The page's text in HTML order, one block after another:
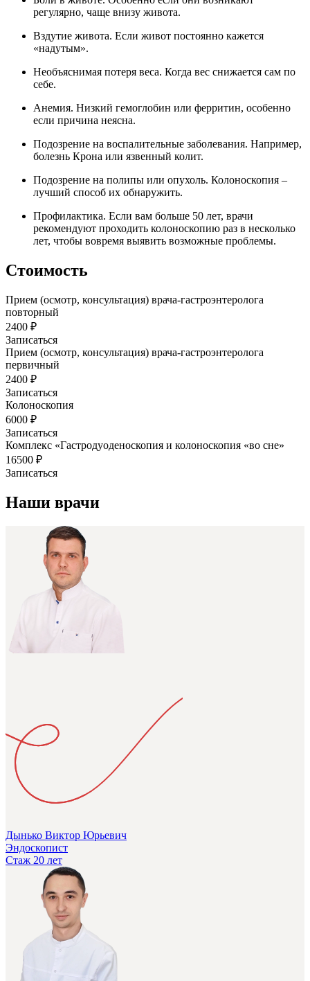
регулярно, чаще внизу живота.
Вздутие живота. Если живот постоянно кажется
«надутым».
Необъяснимая потеря веса. Когда вес снижается сам по
себе.
Анемия. Низкий гемоглобин или ферритин, особенно
если причина неясна.
Подозрение на воспалительные заболевания. Например,
болезнь Крона или язвенный колит.
Подозрение на полипы или опухоль. Колоноскопия –
лучший способ их обнаружить.
Профилактика. Если вам больше 50 лет, врачи
рекомендуют проходить колоноскопию раз в несколько
лет, чтобы вовремя выявить возможные проблемы.
Стоимость
Прием (осмотр, консультация) врача-гастроэнтеролога
повторный
2400 ₽
Записаться
Прием (осмотр, консультация) врача-гастроэнтеролога
первичный
2400 ₽
Записаться
Колоноскопия
6000 ₽
Записаться
Комплекс «Гастродуоденоскопия и колоноскопия «во сне»
16500 ₽
Записаться
Наши врачи
Дынько Виктор Юрьевич
Эндоскопист
Стаж 20 лет